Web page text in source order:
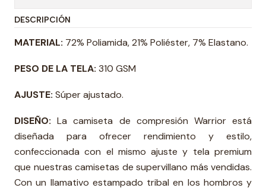
DESCRIPCIÓN
MATERIAL: 72% Poliamida, 21% Poliéster, 7% Elastano.
PESO DE LA TELA: 310 GSM
AJUSTE: Súper ajustado.
DISEÑO: La camiseta de compresión Warrior está
diseñada para ofrecer rendimiento y estilo,
confeccionada con el mismo ajuste y tela premium
que nuestras camisetas de supervillano más vendidas.
Con un llamativo estampado tribal en los hombros y